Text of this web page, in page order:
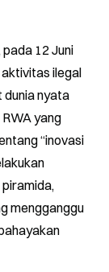
12 Juni
ilegal
dunia nyata
yang
“inovasi
piramida,
mengganggu